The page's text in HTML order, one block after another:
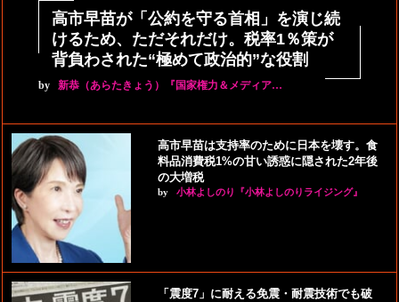
高市早苗が「公約を守る首相」を演じ続
けるため、ただそれだけ。税率1％策が
背負わされた“極めて政治的”な役割
by 新恭（あらたきょう）『国家権力＆メディア…
高市早苗は支持率のために日本を壊す。食
料品消費税1%の甘い誘惑に隠された2年後
の大増税
by 小林よしのり『小林よしのりライジング』
「震度7」に耐える免震・耐震技術でも破